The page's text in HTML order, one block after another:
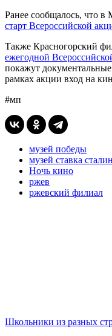
Ранее сообщалось, что в
старт Всероссийской
Также Красногорский
ежегодной
покажут
рамках акции вход на
#мп
музей победы
музей ставка
Ночь кино
ржев
ржевский филиал
Школьники из разных